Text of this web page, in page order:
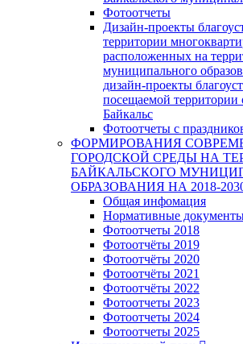
Фотоотчеты
Дизайн-проекты
территории
расположенных на
муниципального
дизайн-проекты
посещаемой территории
Байкальс
Фотоотчеты с
ФОРМИРОВАНИЯ
ГОРОДСКОЙ СРЕДЫ НА
БАЙКАЛЬСКОГО
ОБРАЗОВАНИЯ НА 2018-
Общая инфомация
Нормативные
Фотоотчеты 2018
Фотоотчёты 2019
Фотоотчёты 2020
Фотоотчёты 2021
Фотоотчёты 2022
Фотоотчеты 2023
Фотоотчеты 2024
Фотоотчеты 2025